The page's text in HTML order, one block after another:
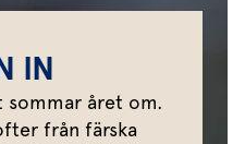
IN
sommar året om.
från färska